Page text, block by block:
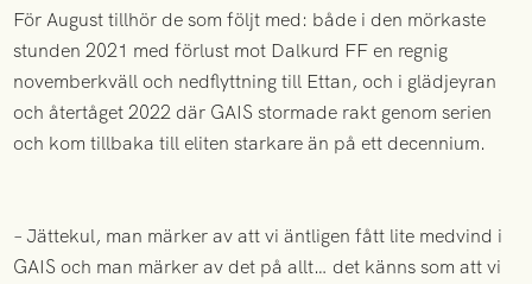
För August tillhör de som följt med: både i den mörkaste
stunden 2021 med förlust mot Dalkurd FF en regnig
novemberkväll och nedflyttning till Ettan, och i glädjeyran
och återtåget 2022 där GAIS stormade rakt genom serien
och kom tillbaka till eliten starkare än på ett decennium.
– Jättekul, man märker av att vi äntligen fått lite medvind i
GAIS och man märker av det på allt… det känns som att vi